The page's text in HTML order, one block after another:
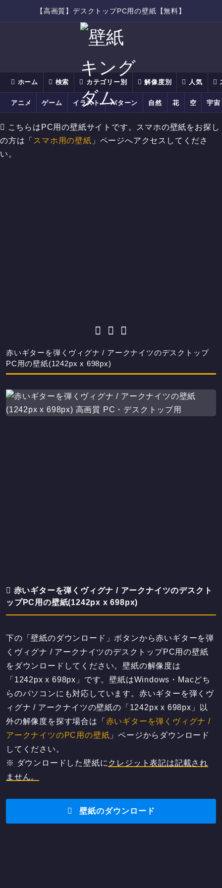
【高画質】デスクトップPC用の壁紙【無料】
ホーム 検索 カテゴリー別 解像度別 人気
アニメ ゲーム イラスト パターン 自然 花 空 宇宙
こちらはPC用の壁紙サイトです。スマホの壁紙をお探し
の方は「 スマホ用の壁紙 」ページへアクセスしてくださ
い。
赤いギターを弾くヴィグナ / アークナイツのデスクトップ
PC用の壁紙(1242px x 698px)
赤いギターを弾くヴィグナ / アークナイツのデスクト
ップPC用の壁紙(1242px x 698px)
下の「壁紙のダウンロード」ボタンから赤いギターを弾
くヴィグナ / アークナイツのデスクトップPC用の壁紙
をダウンロードしてください。壁紙の解像度は
「1242px x 698px」です。壁紙はWindows・Macどち
らのパソコンにも対応しています。赤いギターを弾くヴ
ィグナ / アークナイツの壁紙の「1242px x 698px」以
外の解像度を探す場合は「 赤いギターを弾くヴィグナ /
アークナイツのPC用の壁紙 」ページからダウンロード
してください。
※ ダウンロードした壁紙に クレジット表記は記載され
ません。
壁紙のダウンロード